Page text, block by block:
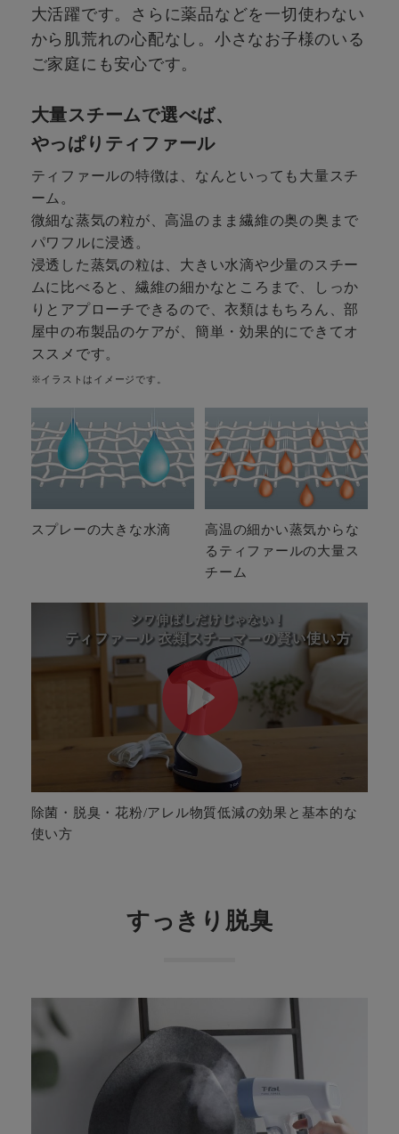
大活躍です。さらに薬品などを一切使わない
から肌荒れの心配なし。小さなお子様のいる
ご家庭にも安心です。
大量スチームで選べば、
やっぱりティファール
ティファールの特徴は、なんといっても大量スチ
ーム。
微細な蒸気の粒が、高温のまま繊維の奥の奥まで
パワフルに浸透。
浸透した蒸気の粒は、大きい水滴や少量のスチー
ムに比べると、繊維の細かなところまで、しっか
りとアプローチできるので、衣類はもちろん、部
屋中の布製品のケアが、簡単・効果的にできてオ
ススメです。
※イラストはイメージです。
スプレーの大きな水滴
高温の細かい蒸気からな
るティファールの大量ス
チーム
除菌・脱臭・花粉/アレル物質低減の効果と基本的な
使い方
すっきり脱臭